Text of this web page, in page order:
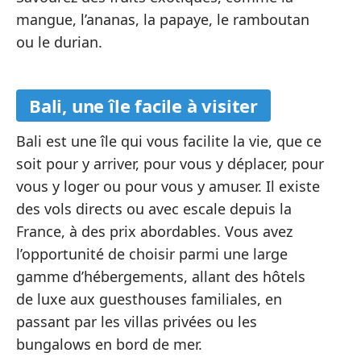
mangue, l’ananas, la papaye, le ramboutan
ou le durian.
Bali, une île facile à visiter
Bali est une île qui vous facilite la vie, que ce
soit pour y arriver, pour vous y déplacer, pour
vous y loger ou pour vous y amuser. Il existe
des vols directs ou avec escale depuis la
France, à des prix abordables. Vous avez
l’opportunité de choisir parmi une large
gamme d’hébergements, allant des hôtels
de luxe aux guesthouses familiales, en
passant par les villas privées ou les
bungalows en bord de mer.